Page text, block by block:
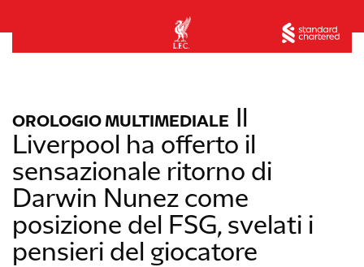
OROLOGIO MULTIMEDIALE
Liverpool ha offerto il
sensazionale ritorno di
Darwin Nunez come
posizione del FSG, svelati i
pensieri del giocatore